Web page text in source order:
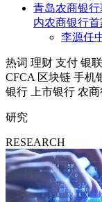
青岛农商银
内农商银行首
李源任
热词 理财 支付 银联
CFCA 区块链 手机
银行
上市银行 农商
研究
RESEARCH